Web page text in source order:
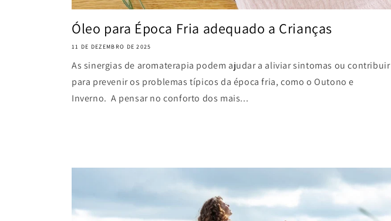
Óleo para Época Fria adequado a Crianças
11 DE DEZEMBRO DE 2025
As sinergias de aromaterapia podem ajudar a aliviar sintomas ou contribuir
para prevenir os problemas típicos da época fria, como o Outono e
Inverno. A pensar no conforto dos mais...